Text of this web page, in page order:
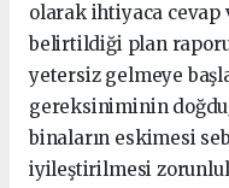
olarak ihtiyaca
belirtildiği plan
yetersiz gelmeye
gereksiniminin
binaların eskimesi
iyileştirilmesi